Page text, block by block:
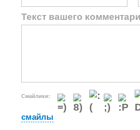
Текст вашего
Смайлики:
смайлы